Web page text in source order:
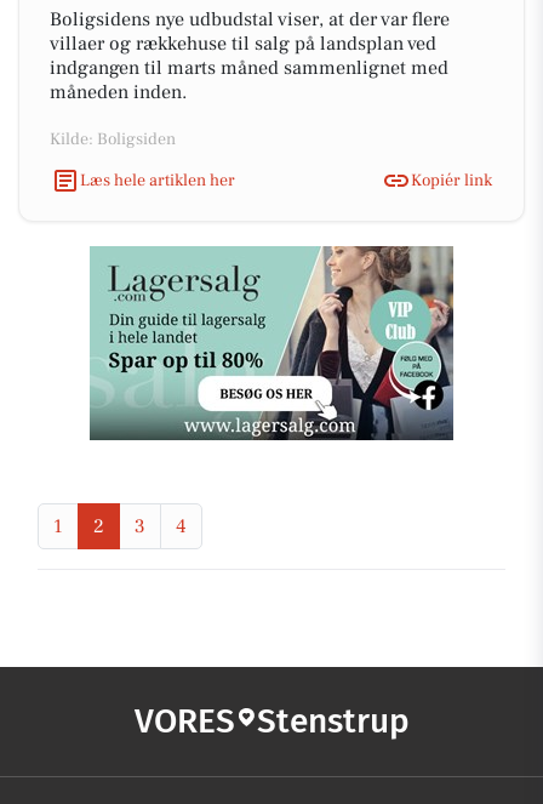
Boligsidens nye udbudstal viser, at der var flere
villaer og rækkehuse til salg på landsplan ved
indgangen til marts måned sammenlignet med
måneden inden.
Kilde: Boligsiden
Læs hele artiklen her
Kopiér link
1 2 3 4
VORES Stenstrup